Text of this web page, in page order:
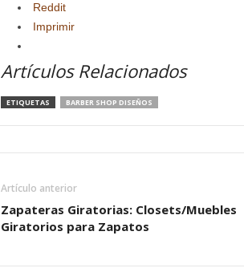
Reddit
Imprimir
Artículos Relacionados
ETIQUETAS BARBER SHOP DISEÑOS
Artículo anterior
Zapateras Giratorias: Closets/Muebles
Giratorios para Zapatos